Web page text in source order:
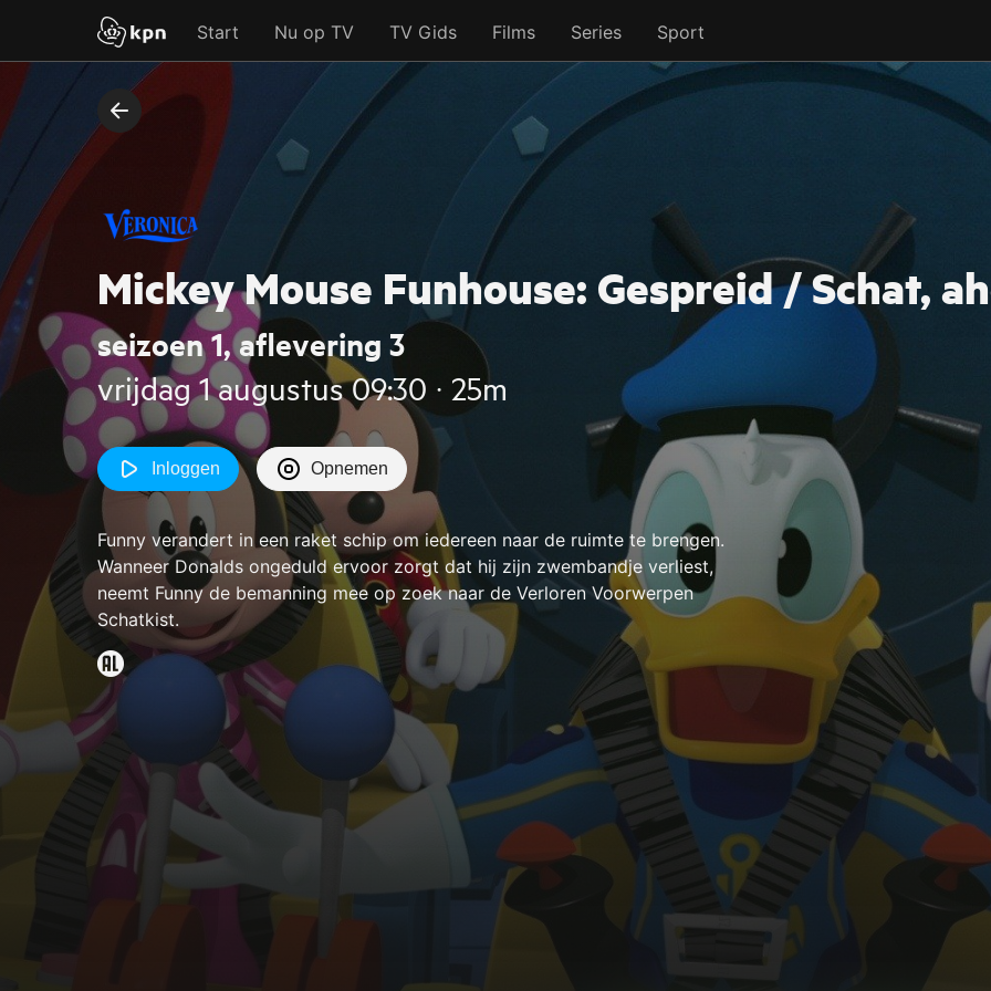
Start Nu op TV TV Gids Films Series Sport
Mickey Mouse Funhouse: Gespreid / Schat,
seizoen 1, aflevering 3
vrijdag 1 augustus 09:30 ‧ 25m
Inloggen Opnemen
Funny verandert in een raket schip om iedereen naar de ruimte te brengen.
Wanneer Donalds ongeduld ervoor zorgt dat hij zijn zwembandje verliest,
neemt Funny de bemanning mee op zoek naar de Verloren Voorwerpen
Schatkist.